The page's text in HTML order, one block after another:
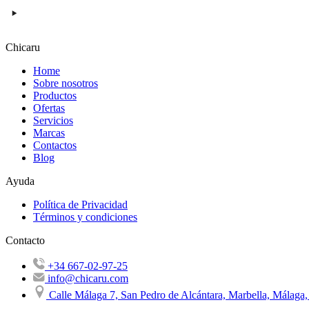
Chicaru
Home
Sobre nosotros
Productos
Ofertas
Servicios
Marcas
Contactos
Blog
Ayuda
Política de Privacidad
Términos y condiciones
Contacto
+34 667-02-97-25
info@chicaru.com
Calle Málaga 7, San Pedro de Alcántara, Marbella, Málaga,